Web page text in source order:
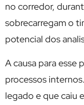
no corredor,
sobrecarregam o
potencial dos
A causa para esse
processos
legado e que caiu